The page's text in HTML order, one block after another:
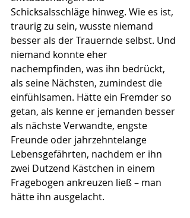
Schicksalsschläge hinweg. Wie es ist,
traurig zu sein, wusste niemand
besser als der Trauernde selbst. Und
niemand konnte eher
nachempfinden, was ihn bedrückt,
als seine Nächsten, zumindest die
einfühlsamen. Hätte ein Fremder so
getan, als kenne er jemanden besser
als nächste Verwandte, engste
Freunde oder jahrzehntelange
Lebensgefährten, nachdem er ihn
zwei Dutzend Kästchen in einem
Fragebogen ankreuzen ließ – man
hätte ihn ausgelacht.